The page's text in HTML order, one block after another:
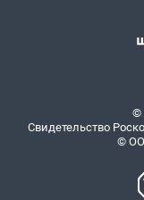
©
Свидетельство
©